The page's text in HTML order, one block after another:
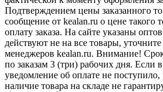
Подтверждением цены заказанного
сообщение от kealan.ru о цене такого
оплату заказа. На сайте указаны
действуют не на все товары,
менеджеров kealan.ru. Внимание!
по заказам 3 (три) рабочих дня. Если
уведомление об оплате не поступило,
наличие товара на складе не